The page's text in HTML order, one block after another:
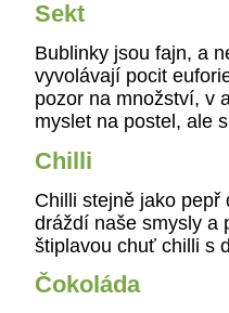
Sekt
Bublinky jsou fajn, a
vyvolávají pocit
pozor na množství, v
myslet na postel, ale
Chilli
Chilli stejně jako
dráždí naše smysly a
štiplavou chuť chilli s
Čokoláda